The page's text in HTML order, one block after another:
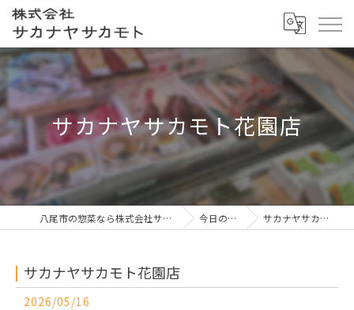
サカナヤサカモト花園店
八尾市の惣菜なら株式会社サカナヤサカモト 今日の一押し サカナヤサカモト花園店
サカナヤサカモト花園店
2026/05/16